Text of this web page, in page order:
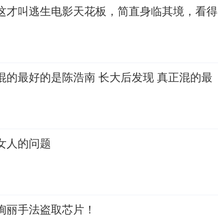
才叫逃生电影天花板，简直身临其境，看得
的最好的是陈浩南 长大后发现 真正混的最
人的问题
丽手法盗取芯片！